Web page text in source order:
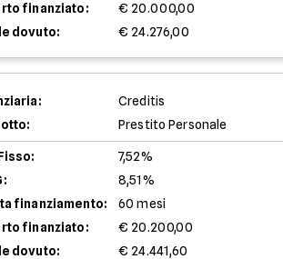
finanziato:
€ 20.000,00
dovuto:
€ 24.276,00
Creditis
Prestito Personale
7,52%
8,51%
finanziamento:
60 mesi
finanziato:
€ 20.200,00
dovuto:
€ 24.441,60